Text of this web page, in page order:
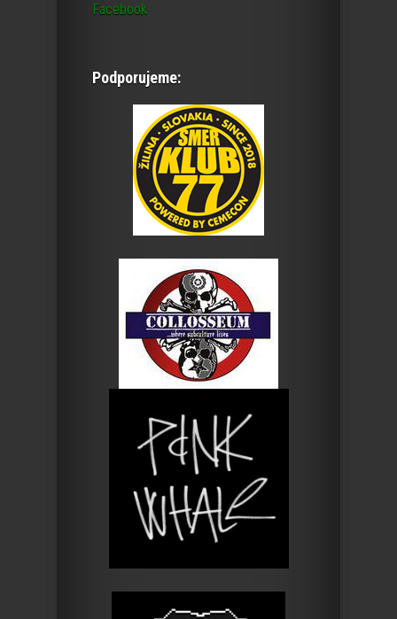
Facebook
Podporujeme: